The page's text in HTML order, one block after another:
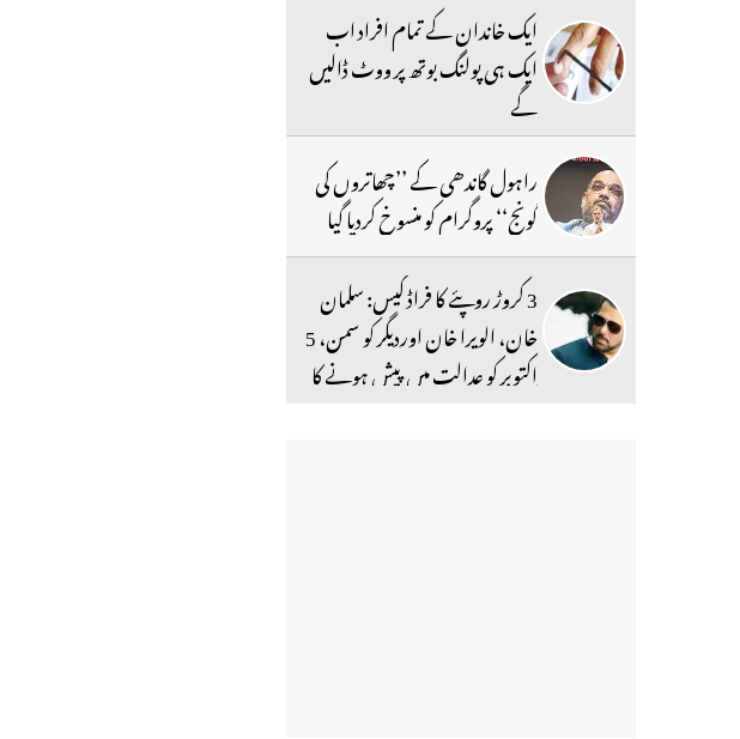
ایک خاندان کے تمام افراد اب
ایک ہی پولنگ بوتھ پر ووٹ ڈالیں
گے
راہول گاندھی کے ’’چھاتروں کی
گونج‘‘ پروگرام کو منسوخ کردیا گیا
3 کروڑ روپئے کا فراڈ کیس: سلمان
خان، الویرا خان اوردیگر کو سمن، 5
اکتوبر کو عدالت میں پیش ہونے کا